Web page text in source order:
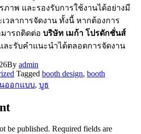
าพ และรองรับการใช้งานได้อย่างมี
วลาการจัดงาน ทั้งนี้ หากต้องการ
มารถติดต่อ บริษัท เมก้า โปรดักชั่นส์
ละรับคำแนะนำได้ตลอดการจัดงาน
By admin
Tagged booth design, booth
ออกแบบ, บูธ
be published. Required fields are